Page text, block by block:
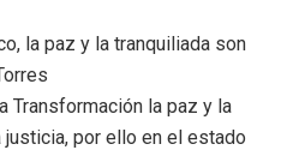
la paz y la tranquiliada son
Transformación la paz y la
por ello en el estado